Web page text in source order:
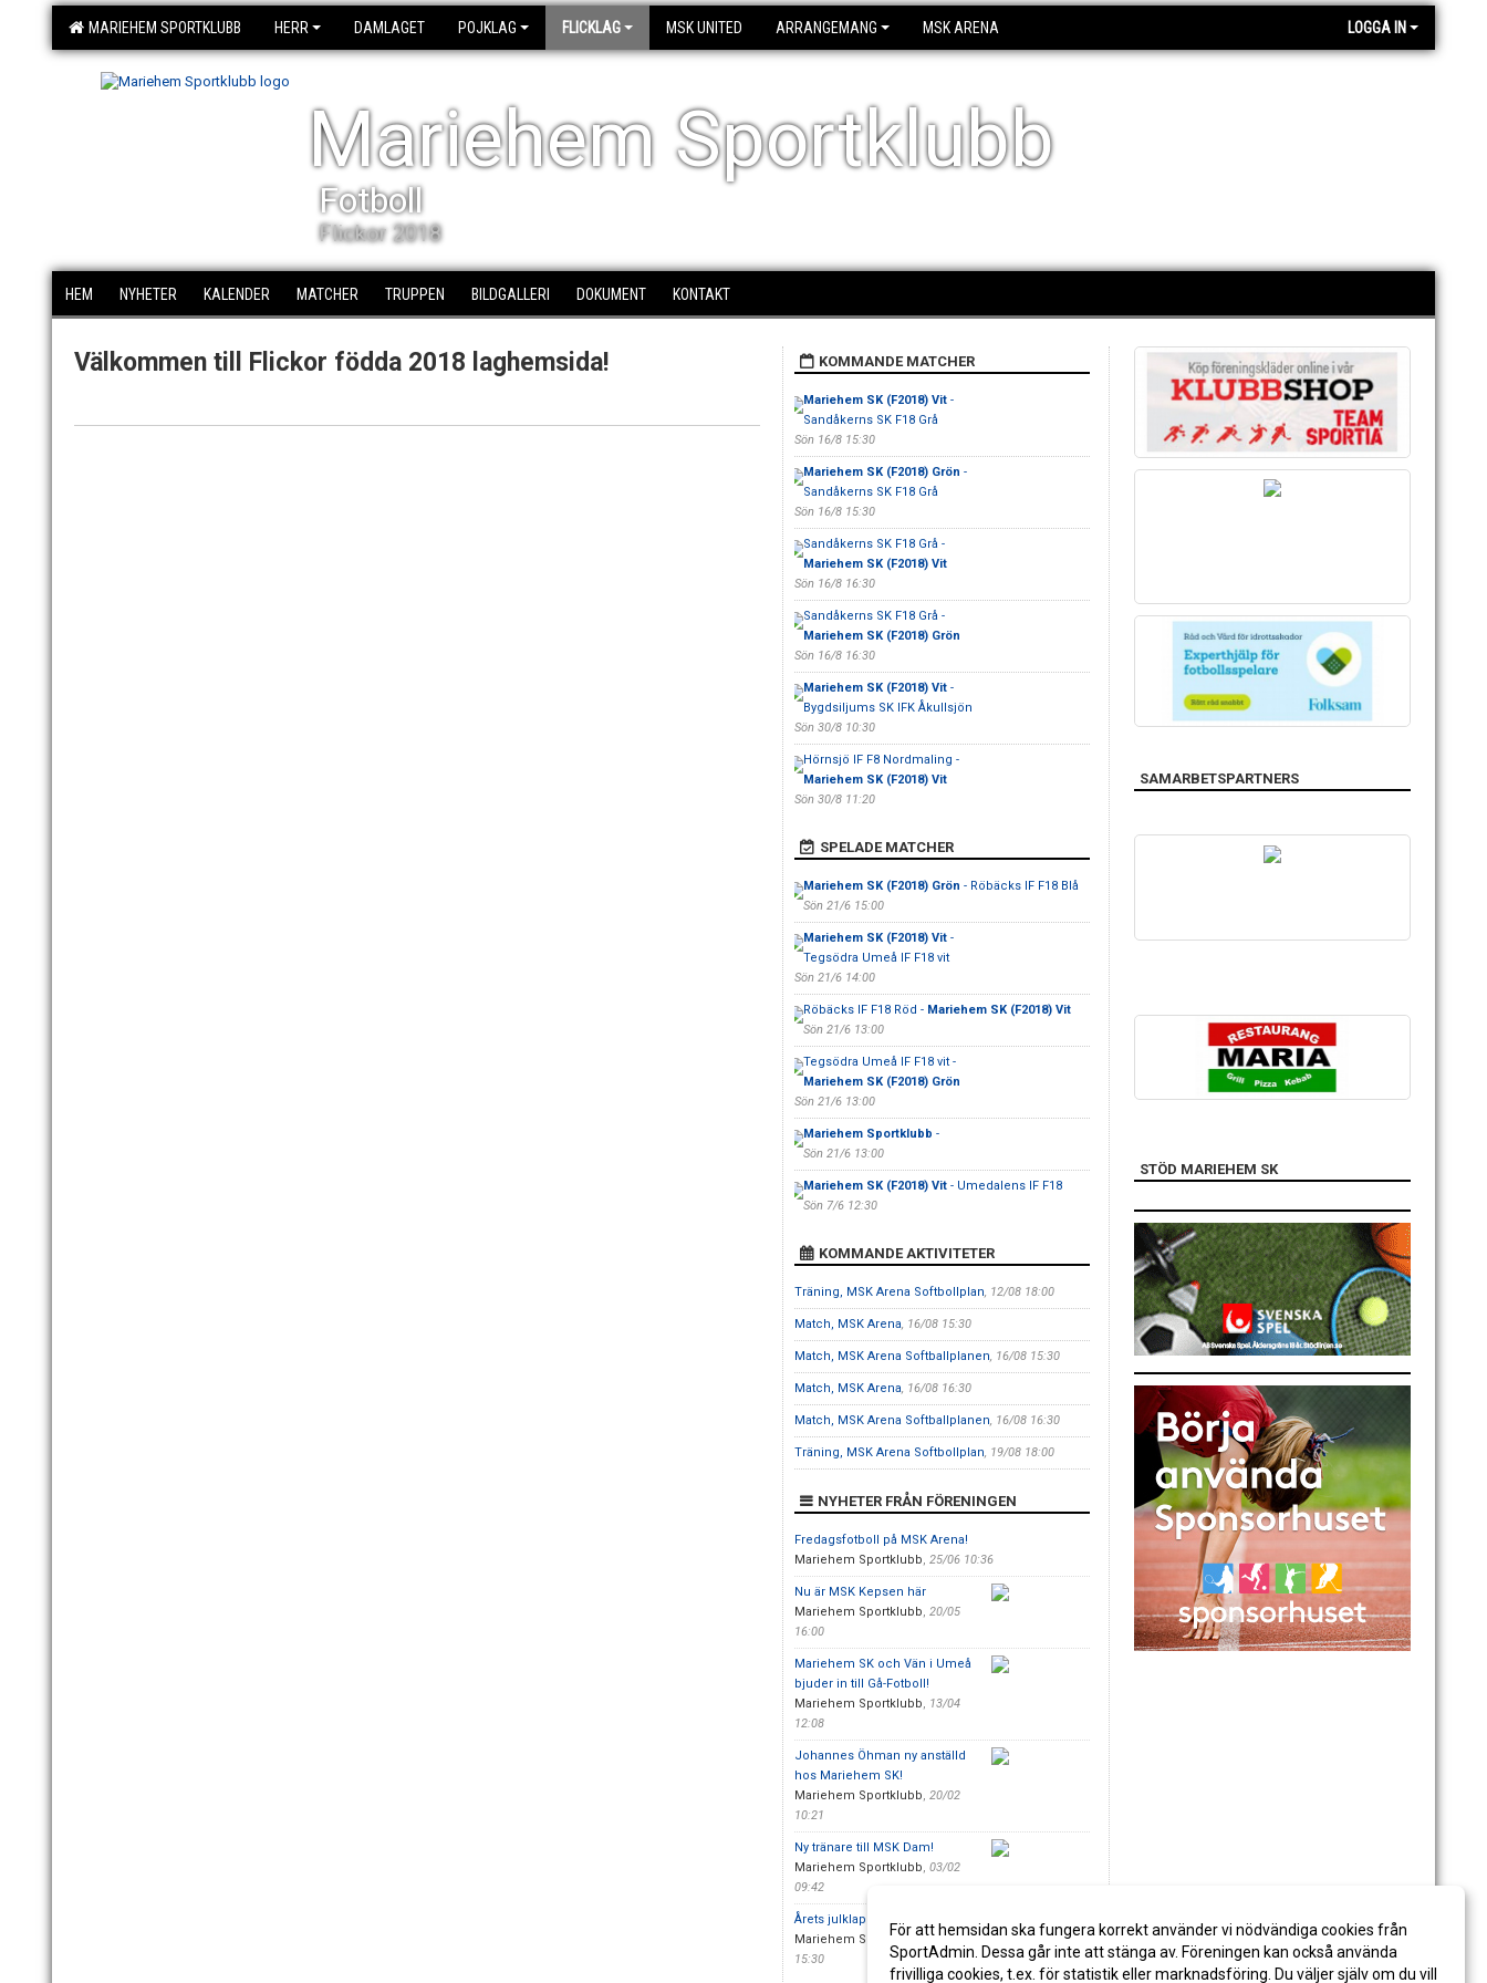
MARIEHEM SPORTKLUBB HERR DAMLAGET POJKLAG FLICKLAG MSK UNITED ARRANGEMANG MSK ARENA LOGGA IN
Mariehem Sportklubb
Fotboll
Flickor 2018
HEM NYHETER KALENDER MATCHER TRUPPEN BILDGALLERI DOKUMENT KONTAKT
Välkommen till Flickor födda 2018 laghemsida! KOMMANDE MATCHER
Mariehem SK (F2018) Vit-
Sandåkerns SK F18 Grå
Sön 16/8 15:30
Mariehem SK (F2018) Grön -
Sandåkerns SK F18 Grå
Sön 16/8 15:30
Sandåkerns SK F18 Grå -
Mariehem SK (F2018) Vit
Sön 16/8 16:30
Sandåkerns SK F18 Grå -
Mariehem SK (F2018) Grön
Sön 16/8 16:30
Mariehem SK (F2018) Vit-
Bygdsiljums SK IFK Åkullsjön
Sön 30/8 10:30
Hörnsjö IF F8 Nordmaling -
Mariehem SK (F2018) Vit
Sön 30/8 11:20
SPELADE MATCHER
Mariehem SK (F2018) Grön - Röbäcks IF F18 Blå
Sön 21/6 15:00
Mariehem SK (F2018) Vit-
Tegsödra Umeå IF F18 vit
Sön 21/6 14:00
Röbäcks IF F18 Röd - Mariehem SK (F2018) Vit
Sön 21/6 13:00
Tegsödra Umeå IF F18 vit -
Mariehem SK (F2018) Grön
Sön 21/6 13:00
Mariehem Sportklubb -
Sön 21/6 13:00
Mariehem SK (F2018) Vit- Umedalens IF F18
Sön 7/6 12:30
KOMMANDE AKTIVITETER
Träning, MSK Arena Softbollplan, 12/08 18:00
Match, MSK Arena, 16/08 15:30
Match, MSK Arena Softballplanen, 16/08 15:30
Match, MSK Arena, 16/08 16:30
Match, MSK Arena Softballplanen, 16/08 16:30
Träning, MSK Arena Softbollplan, 19/08 18:00
NYHETER FRÅN FÖRENINGEN
Fredagsfotboll på MSK Arena!
Mariehem Sportklubb, 25/06 10:36
Nu är MSK Kepsen här
Mariehem Sportklubb, 20/05
16:00
Mariehem SK och Vän i Umeå
bjuder in till Gå-Fotboll!
Mariehem Sportklubb, 13/04
12:08
Johannes Öhman ny anställd
hos Mariehem SK!
Mariehem Sportklubb, 20/02
10:21
Ny tränare till MSK Dam!
Mariehem Sportklubb, 03/02
09:42
Årets julklapp är här
Mariehem Sportklubb,20/11
15:30
SAMARBETSPARTNERS
STÖD MARIEHEM SK
För att hemsidan ska fungera korrekt använder vi nödvändiga cookies från
SportAdmin. Dessa går inte att stänga av. Föreningen kan också använda
frivilliga cookies, t.ex. för statistik eller marknadsföring. Du väljer själv om du vill